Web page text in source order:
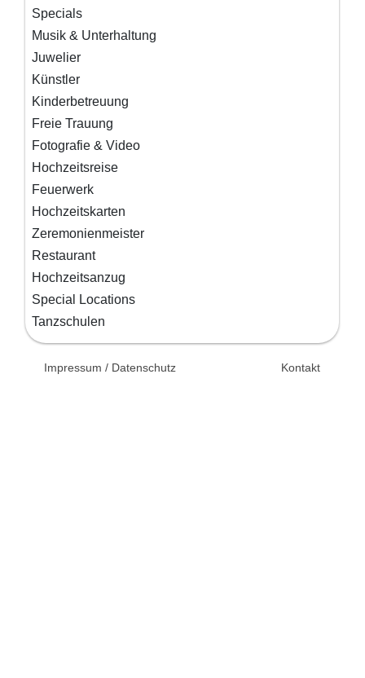
Specials
Musik & Unterhaltung
Juwelier
Künstler
Kinderbetreuung
Freie Trauung
Fotografie & Video
Hochzeitsreise
Feuerwerk
Hochzeitskarten
Zeremonienmeister
Restaurant
Hochzeitsanzug
Special Locations
Tanzschulen
Impressum / Datenschutz Kontakt
© 2026 Unsertag.de - Ihr